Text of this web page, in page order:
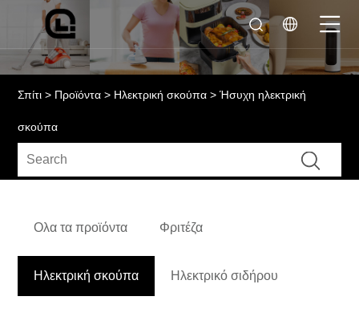
Σπίτι > Προϊόντα > Ηλεκτρική σκούπα > Ήσυχη ηλεκτρική
σκούπα
Ολα τα προϊόντα Φριτέζα
Ηλεκτρική σκούπα Ηλεκτρικό σιδήρου